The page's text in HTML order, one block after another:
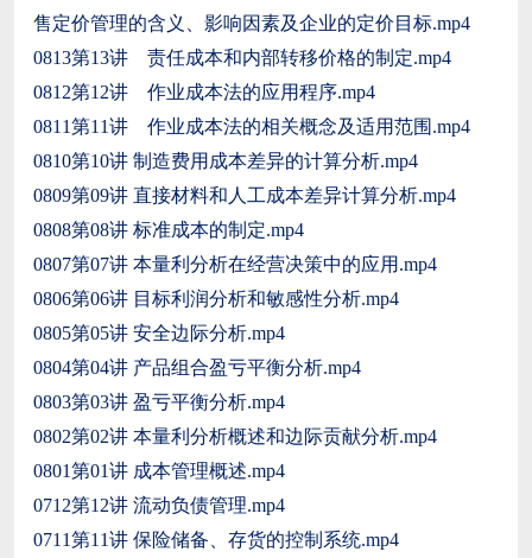
售定价管理的含义、影响因素及企业的定价目标.mp4
0813第13讲 责任成本和内部转移价格的制定.mp4
0812第12讲 作业成本法的应用程序.mp4
0811第11讲 作业成本法的相关概念及适用范围.mp4
0810第10讲 制造费用成本差异的计算分析.mp4
0809第09讲 直接材料和人工成本差异计算分析.mp4
0808第08讲 标准成本的制定.mp4
0807第07讲 本量利分析在经营决策中的应用.mp4
0806第06讲 目标利润分析和敏感性分析.mp4
0805第05讲 安全边际分析.mp4
0804第04讲 产品组合盈亏平衡分析.mp4
0803第03讲 盈亏平衡分析.mp4
0802第02讲 本量利分析概述和边际贡献分析.mp4
0801第01讲 成本管理概述.mp4
0712第12讲 流动负债管理.mp4
0711第11讲 保险储备、存货的控制系统.mp4